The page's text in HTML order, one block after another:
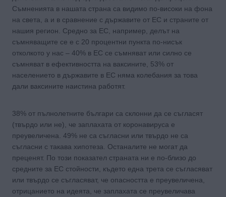
Съмненията в нашата страна са видимо по-високи на фона
на света, а и в сравнение с държавите от ЕС и страните от
нашия регион. Средно за ЕС, например, делът на
съмняващите се е с 20 процентни пункта по-нисък
отколкото у нас – 40% в ЕС се съмняват или силно се
съмняват в ефективността на ваксините, 53% от
населението в държавите в ЕС няма колебания за това
дали ваксините наистина работят.
38% от пълнолетните българи са склонни да се съгласят
(твърдо или не), че заплахата от коронавируса е
преувеличена. 49% не са съгласни или твърдо не са
съгласни с такава хипотеза. Останалите не могат да
преценят. По този показател страната ни е по-близо до
средните за ЕС стойности, където една трета се съгласяват
или твърдо се съгласяват, че опасността е преувеличена,
отрицанието на идеята, че заплахата се преувеличава